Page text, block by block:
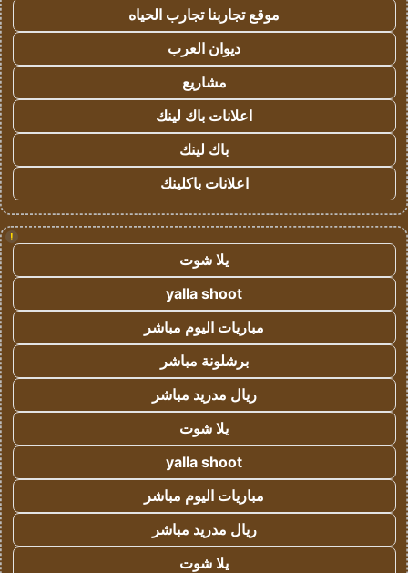
موقع تجاربنا تجارب الحياه
ديوان العرب
مشاريع
اعلانات باك لينك
باك لينك
اعلانات باكلينك
!
يلا شوت
yalla shoot
مباريات اليوم مباشر
برشلونة مباشر
ريال مدريد مباشر
يلا شوت
yalla shoot
مباريات اليوم مباشر
ريال مدريد مباشر
يلا شوت